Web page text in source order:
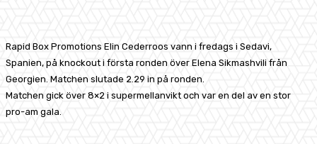
Rapid Box Promotions Elin Cederroos vann i fredags i Sedavi,
Spanien, på knockout i första ronden över Elena Sikmashvili från
Georgien. Matchen slutade 2.29 in på ronden.
Matchen gick över 8×2 i supermellanvikt och var en del av en stor
pro-am gala.